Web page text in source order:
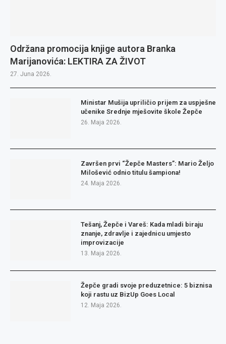
Održana promocija knjige autora Branka
Marijanovića: LEKTIRA ZA ŽIVOT
27. Juna 2026.
Ministar Mušija upriličio prijem za uspješne
učenike Srednje mješovite škole Žepče
26. Maja 2026.
Završen prvi “Žepče Masters”: Mario Željo
Milošević odnio titulu šampiona!
24. Maja 2026.
Tešanj, Žepče i Vareš: Kada mladi biraju
znanje, zdravlje i zajednicu umjesto
improvizacije
13. Maja 2026.
Žepče gradi svoje preduzetnice: 5 biznisa
koji rastu uz BizUp Goes Local
12. Maja 2026.